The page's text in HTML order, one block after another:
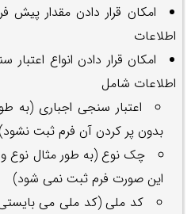
امکان قرار دادن مقدار پیش
اطلاعات
امکان قرار دادن انواع
اطلاعات شامل
اعتبار سنجی اجباری (به
بدون پر کردن آن فرم ثبت نشود)
چک نوع (به طور مثال نوع
این صورت فرم ثبت نمی شود)
کد ملی (کد ملی می